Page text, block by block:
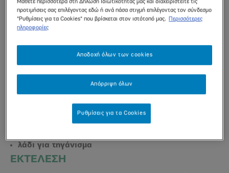
½ κιλό ρεβύθια
1 κουταλάκι σόδα
2 μέτριες πατάτες βρασμένες
2 μέτρια κρεμμύδια ψιλοκομμένα
2 κουταλιές φρέσκο δυόσμο ψιλοκομμένο
1 κουταλάκι του γλυκού μαντζουράνα
3 κ.τ.γ. Νοστιμιά Maggi
φρεσκοτριμμένο πιπέρι
λάδι για τηγάνισμα
ΕΚΤΕΛΕΣΗ
Μάθετε περισσότερα στη Δήλωση Ιδιωτικότητάς μας και διαχειριστείτε τις
προτιμήσεις σας επιλέγοντας εδώ ή ανά πάσα στιγμή επιλέγοντας τον σύνδεσμο
"Ρυθμίσεις για τα Cookies" που βρίσκεται στον ιστότοπό μας. Περισσότερες
πληροφορίες
Απόρριψη όλων
Αποδοχή όλων των cookies
Ρυθμίσεις για τα Cookies